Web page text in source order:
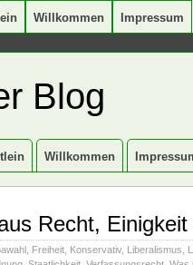
Willkommen Impressum
Blog
Willkommen
Recht,
Freiheit Konservativ, Liberalismus